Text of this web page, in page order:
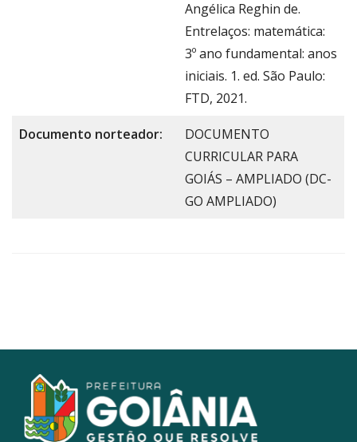
Angélica Reghin de.
Entrelaços: matemática:
3º ano fundamental: anos
iniciais. 1. ed. São Paulo:
FTD, 2021.
Documento norteador:
DOCUMENTO
CURRICULAR PARA
GOIÁS – AMPLIADO (DC-
GO AMPLIADO)